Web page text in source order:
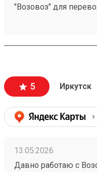
"Возовоз" для
доставлен точно в
5 Иркутск
13.05.2026
Давно работаю с